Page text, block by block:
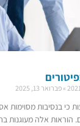
פברואר 13, 2025
כי בנסיבות מסוימות
הוראות אלה מעוגנות